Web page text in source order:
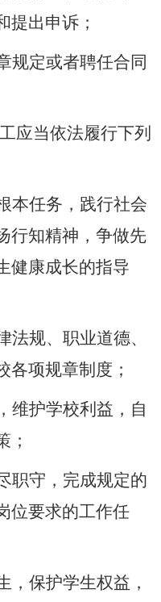
提出申诉；
规定或者聘任合同
应当依法履行下列
本任务，践行社会
行知精神，争做先
健康成长的指导
法规、职业道德、
各项规章制度；
维护学校利益，自
；
职守，完成规定的
位要求的工作任
，保护学生权益，